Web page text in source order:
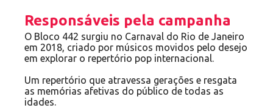
Responsáveis pela campanha
O Bloco 442 surgiu no Carnaval do Rio de Janeiro
em 2018, criado por músicos movidos pelo desejo
em explorar o repertório pop internacional.
Um repertório que atravessa gerações e resgata
as memórias afetivas do público de todas as
idades.